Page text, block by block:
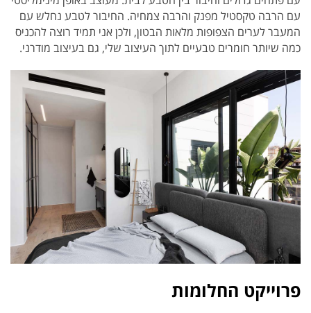
עם הרבה טקסטיל מפנק והרבה צמחיה. החיבור לטבע נחלש עם
המעבר לערים הצפופות מלאות הבטון, ולכן אני תמיד רוצה להכניס
כמה שיותר חומרים טבעיים לתוך העיצוב שלי, גם בעיצוב מודרני.
פרוייקט החלומות